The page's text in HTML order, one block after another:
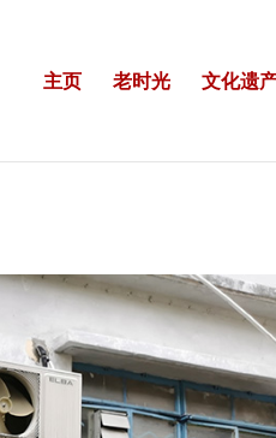
主页 老时光 文化遗